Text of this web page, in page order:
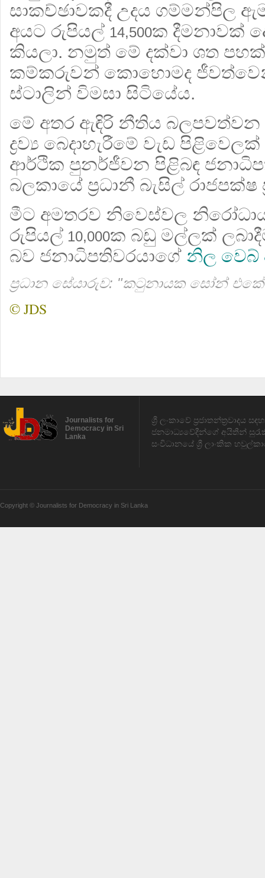
සාකච්ඡාවකදී උදය ගම්මන්පිල
අයට රුපියල් 14,500ක දීමනාවක්
කියලා. නමුත් මේ දක්වා ශත
කම්කරුවන් කොහොමද
ස්ටාලින් විමසා සිටියේය.
මේ අතර ඇඳිරි නීතිය බලපවත්වන
ද්‍රව්‍ය බෙදාහැරීමේ වැඩ
ආර්ථික පුනර්ජීවන පිළිබඳ
බලකායේ ප්‍රධානී බැසිල් රාජපක්ෂ
මීට අමතරව නිවෙස්වල
රුපියල් 10,000ක බඩු මල්ලක්
බව ජනාධිපතිවරයාගේ නිල වෙබ්
ප්‍රධාන සේයාරුව: "කටුනායක සෝන්
© JDS
Journalists for
Democracy in Sri
Lanka
ශ්‍රී ලංකාවේ ප්‍රජාතන්ත්‍රවාදය
ජනමාධ්‍යවේදීන්ගේ අයිතීන්
සංවිධානයේ ශ්‍රී ලාංකික
Copyright © Journalists for Democracy in Sri Lanka